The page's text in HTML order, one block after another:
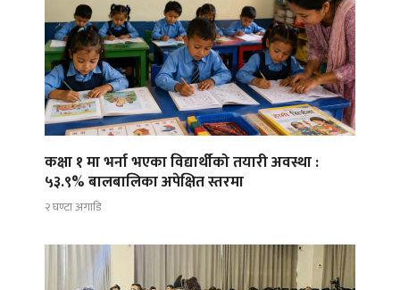
कक्षा १ मा भर्ना भएका विद्यार्थीको तयारी अवस्था :
५३.९% बालबालिका अपेक्षित स्तरमा
२ घण्टा अगाडि